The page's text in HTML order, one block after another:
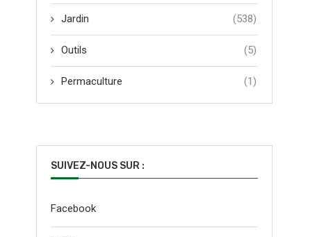
Jardin (538)
Outils (5)
Permaculture (1)
SUIVEZ-NOUS SUR :
Facebook